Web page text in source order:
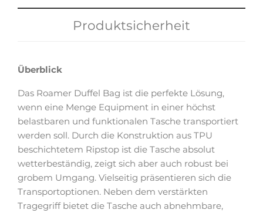
Produktsicherheit
Überblick
Das Roamer Duffel Bag ist die perfekte Lösung,
wenn eine Menge Equipment in einer höchst
belastbaren und funktionalen Tasche transportiert
werden soll. Durch die Konstruktion aus TPU
beschichtetem Ripstop ist die Tasche absolut
wetterbeständig, zeigt sich aber auch robust bei
grobem Umgang. Vielseitig präsentieren sich die
Transportoptionen. Neben dem verstärkten
Tragegriff bietet die Tasche auch abnehmbare,